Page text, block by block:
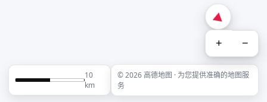
+ −
10
km
© 2026 高德地图 · 为您提供准确的地图服
务